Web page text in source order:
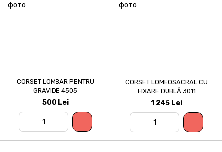
CORSET LOMBAR PENTRU
GRAVIDE 4505
500 Lei
CORSET LOMBOSACRAL CU
FIXARE DUBLĂ 3011
1 245 Lei